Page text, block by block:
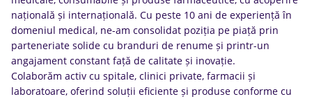
națională și internațională. Cu peste 10 ani de experiență în
domeniul medical, ne-am consolidat poziția pe piață prin
parteneriate solide cu branduri de renume și printr-un
angajament constant față de calitate și inovație.
Colaborăm activ cu spitale, clinici private, farmacii și
laboratoare, oferind soluții eficiente și produse conforme cu